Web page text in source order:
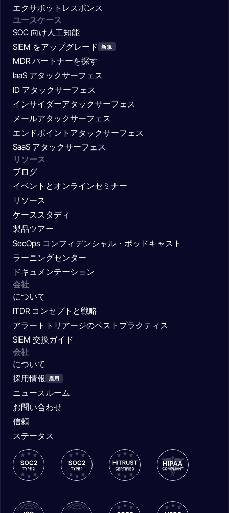
エクサボットレスポンス
ユースケース
SOC 向け人工知能
SIEM をアップグレード
新規
MDR パートナーを探す
IaaS アタックサーフェス
ID アタックサーフェス
インサイダーアタックサーフェス
メールアタックサーフェス
エンドポイントアタックサーフェス
SaaS アタックサーフェス
リソース
ブログ
イベントとオンラインセミナー
リソース
ケーススタディ
製品ツアー
SecOps コンフィデンシャル・ポッドキャスト
ラーニングセンター
ドキュメンテーション
会社
について
ITDR コンセプトと戦略
アラートトリアージのベストプラクティス
SIEM 交換ガイド
会社
について
採用情報
雇用
ニュースルーム
お問い合わせ
信頼
ステータス